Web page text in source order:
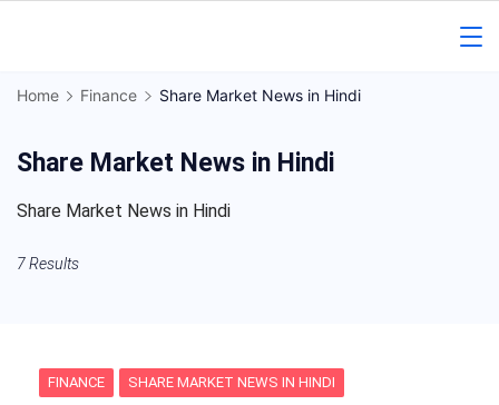
Regional
News
Home Finance Share Market News in Hindi
Share Market News in Hindi
Share Market News in Hindi
7 Results
FINANCE SHARE MARKET NEWS IN HINDI